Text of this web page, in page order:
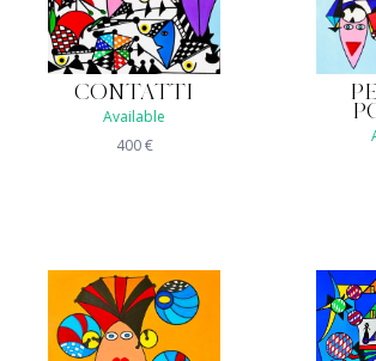
CONTATTI
Available
400€